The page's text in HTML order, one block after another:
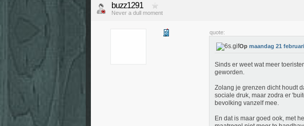
buzz1291
Never a dull moment
quote:
Op maandag 21
Sinds er weet wat meer
geworden.
Zolang je grenzen dicht houdt
sociale druk, maar zodra er
bevolking vanzelf mee.
En dat is maar goed ook, met